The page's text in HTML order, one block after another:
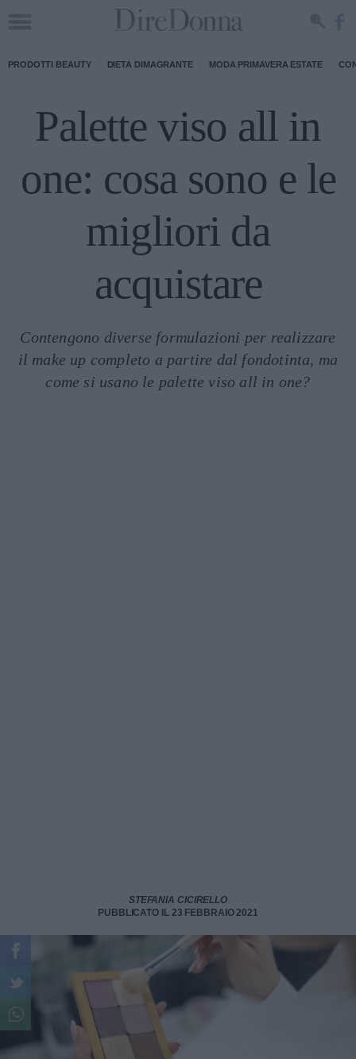
PRODOTTI BEAUTY DIETA DIMAGRANTE MODA PRIMAVERA ESTATE
Palette viso all in
one: cosa sono e le
migliori da
acquistare
Contengono diverse formulazioni per realizzare
il make up completo a partire dal fondotinta, ma
come si usano le palette viso all in one?
STEFANIA CICIRELLO
PUBBLICATO IL 23 FEBBRAIO 2021